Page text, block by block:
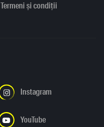
Termeni și condiții
Instagram
YouTube